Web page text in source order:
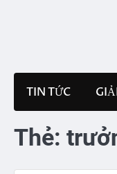
TIN TỨC
Thẻ: